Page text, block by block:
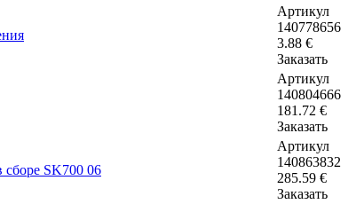
Артикул
140778656
3.88 €
Заказать
Артикул
140804666
181.72 €
Заказать
Артикул
140863832
285.59 €
Заказать